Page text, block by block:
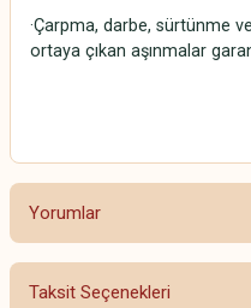
·Çarpma, darbe, sürtünme
ortaya çıkan aşınmalar
Yorumlar
Taksit Seçenekleri